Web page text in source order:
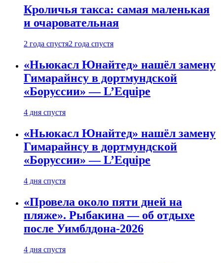
Кроличья такса: самая маленькая
и очаровательная
2 года спустя2 года спустя
«Ньюкасл Юнайтед» нашёл замену
Гимарайнсу в дортмундской
«Боруссии» — L’Equipe
4 дня спустя
«Ньюкасл Юнайтед» нашёл замену
Гимарайнсу в дортмундской
«Боруссии» — L’Equipe
4 дня спустя
«Провела около пяти дней на
пляже». Рыбакина — об отдыхе
после Уимблдона-2026
4 дня спустя